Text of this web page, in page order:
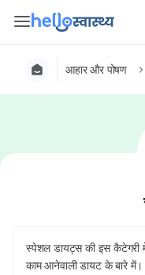
आहार और पोषण
स्पेशल डायट्स की इस कैटेगरी
काम आनेवाली डायट के बारे